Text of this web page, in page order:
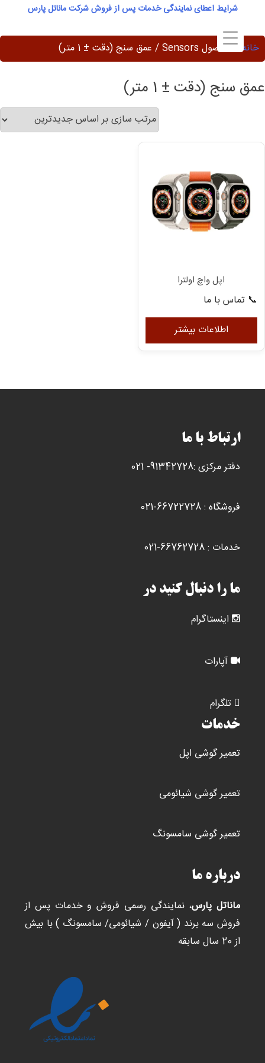
content
شرایط اعطای نمایندگی خدمات پس از فروش شرکت ماناتل پارس
خانه/ محصول Sensors / عمق سنج (دقت ± 1 متر)
عمق سنج (دقت ± 1 متر)
اپل واچ اولترا
📞 تماس با ما
اطلاعات بیشتر
ارتباط با ما
دفتر مرکزی :91342728- 021
فروشگاه : 66722728-021
خدمات : 66762728-021
ما را دنبال کنید در
اینستاگرام
آپارات
تلگرام
خدمات
تعمیر گوشی اپل
تعمیر گوشی شیائومی
تعمیر گوشی سامسونگ
درباره ما
ماناتل پارس، نمایندگی رسمی فروش و خدمات پس از
فروش سه برند ( آیفون / شیائومی/ سامسونگ ) با بیش
از 20 سال سابقه